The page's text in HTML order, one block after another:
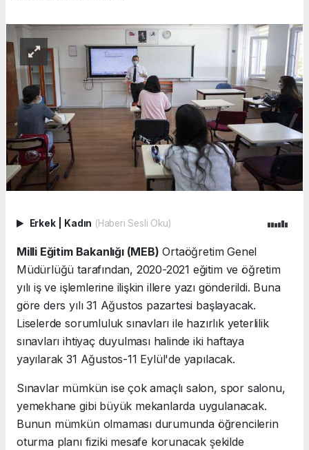
Erkek Kadın (Haberi Sesli Oku)
Milli Eğitim Bakanlığı (MEB) Ortaöğretim Genel
Müdürlüğü tarafından, 2020-2021 eğitim ve öğretim
yılı iş ve işlemlerine ilişkin illere yazı gönderildi. Buna
göre ders yılı 31 Ağustos pazartesi başlayacak.
Liselerde sorumluluk sınavları ile hazırlık yeterlilik
sınavları ihtiyaç duyulması halinde iki haftaya
yayılarak 31 Ağustos-11 Eylül'de yapılacak.
Sınavlar mümkün ise çok amaçlı salon, spor salonu,
yemekhane gibi büyük mekanlarda uygulanacak.
Bunun mümkün olmaması durumunda öğrencilerin
oturma planı fiziki mesafe korunacak şekilde